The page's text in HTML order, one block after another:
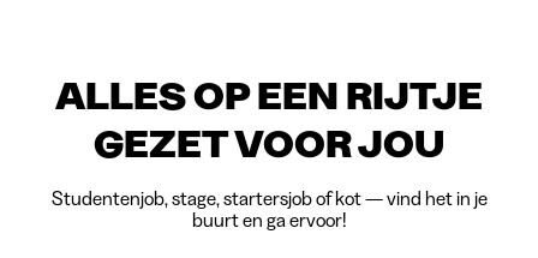
ALLES OP EEN RIJTJE
GEZET VOOR JOU
Studentenjob, stage, startersjob of kot — vind het in je
buurt en ga ervoor!